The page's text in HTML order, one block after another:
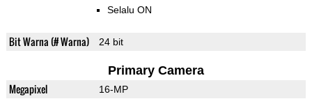
Selalu ON
Bit Warna (# Warna) 24 bit
Primary Camera
Megapixel 16-MP